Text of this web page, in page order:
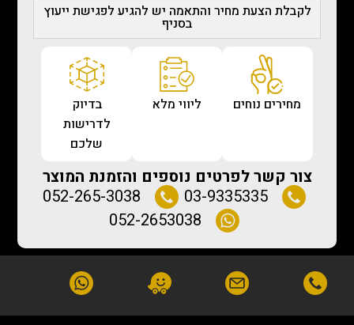
לקבלת הצעת מחיר והתאמה יש להגיע לפגישת ייעוץ
בסניף
מחירים נוחים ליווי מלא
בדיוק
לדרישות
שלכם
צור קשר לפרטים נוספים והזמנת המוצר
03-9335335
052-265-3038
052-2653038